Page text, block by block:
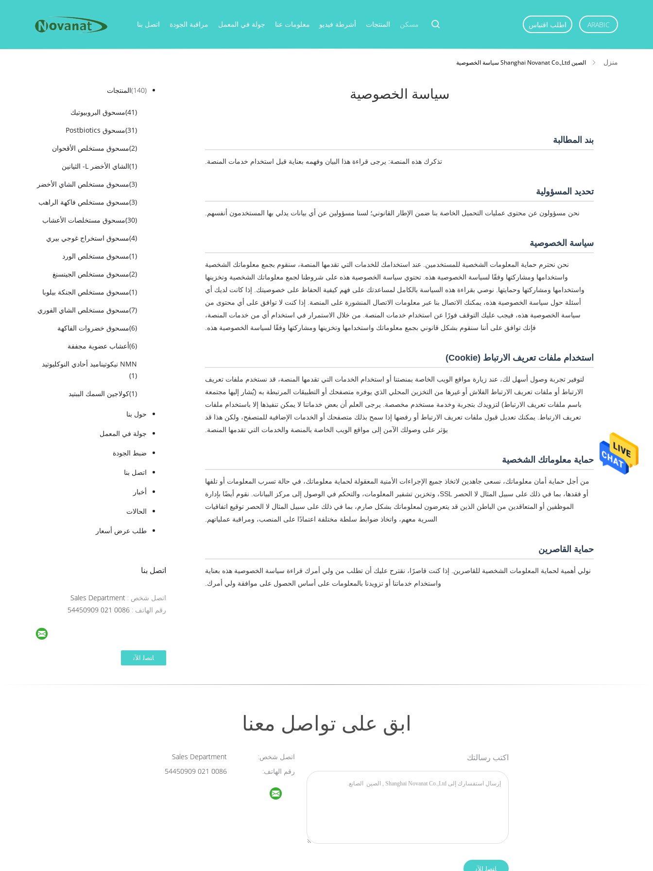
مسكن المنتجات أشرطة فيديو معلومات عنا جولة في المعمل مراقبة الجودة اتصل بنا اطلب اقتباس ARABIC
منزل الصين Shanghai Novanat Co.,Ltd سياسة الخصوصية
المنتجات (140)
مسحوق البروبيوتيك
(41)
مسحوق Postbiotics
(31)
مسحوق مستخلص الأقحوان
(2)
الشاي الأخضر L- الثيانين
(1)
مسحوق مستخلص الشاي الأخضر
(3)
مسحوق مستخلص فاكهة الراهب
(3)
مسحوق مستخلصات الأعشاب
(30)
مسحوق استخراج غوجي بيري
(4)
مسحوق مستخلص الورد
(1)
مسحوق مستخلص الجينسنغ
(2)
مسحوق مستخلص الجنكة بيلوبا
(1)
مسحوق مستخلص الشاي الفوري
(7)
مسحوق خضروات الفاكهة
(6)
أعشاب عضوية مجففة
(6)
NMN نيكوتيناميد أحادي النوكليوتيد
(1)
كولاجين السمك الببتيد
(1)
حول بنا
جولة في المعمل
ضبط الجودة
اتصل بنا
أخبار
الحالات
طلب عرض أسعار
اتصل بنا
اتصل شخص :
رقم الهاتف :
سياسة الخصوصية
بند المطالبة
تذكرك هذه المنصة: يرجى قراءة هذا البيان وفهمه بعناية قبل استخدام خدمات المنصة.
تحديد المسؤولية
نحن مسؤولون عن محتوى عمليات التحميل الخاصة بنا ضمن الإطار القانوني؛ لسنا مسؤولين عن أي بيانات يدلي بها المستخدمون أنفسهم.
سياسة الخصوصية
نحن نحترم حماية المعلومات الشخصية للمستخدمين. عند استخدامك للخدمات التي تقدمها المنصة، سنقوم بجمع معلوماتك الشخصية
واستخدامها ومشاركتها وفقًا لسياسة الخصوصية هذه. تحتوي سياسة الخصوصية هذه على شروطنا لجمع معلوماتك الشخصية وتخزينها
واستخدامها ومشاركتها وحمايتها. نوصي بقراءة هذه السياسة بالكامل لمساعدتك على فهم كيفية الحفاظ على خصوصيتك. إذا كانت لديك أي
أسئلة حول سياسة الخصوصية هذه، يمكنك الاتصال بنا عبر معلومات الاتصال المنشورة على المنصة. إذا كنت لا توافق على أي محتوى من
سياسة الخصوصية هذه، فيجب عليك التوقف فورًا عن استخدام خدمات المنصة. من خلال الاستمرار في استخدام أي من خدمات المنصة،
فإنك توافق على أننا سنقوم بشكل قانوني بجمع معلوماتك واستخدامها وتخزينها ومشاركتها وفقًا لسياسة الخصوصية هذه.
استخدام ملفات تعريف الارتباط (Cookie)
لتوفير تجربة وصول أسهل لك، عند زيارة مواقع الويب الخاصة بمنصتنا أو استخدام الخدمات التي تقدمها المنصة، قد نستخدم ملفات تعريف
الارتباط أو ملفات تعريف الارتباط الفلاش أو غيرها من التخزين المحلي الذي يوفره متصفحك أو التطبيقات المرتبطة به (يُشار إليها مجتمعة
باسم ملفات تعريف الارتباط) لتزويدك بتجربة وخدمة مستخدم مخصصة. يرجى العلم أن بعض خدماتنا لا يمكن تنفيذها إلا باستخدام ملفات
تعريف الارتباط. يمكنك تعديل قبول ملفات تعريف الارتباط أو رفضها إذا سمح بذلك متصفحك أو الخدمات الإضافية للمتصفح، ولكن هذا قد
يؤثر على وصولك الآمن إلى مواقع الويب الخاصة بالمنصة والخدمات التي تقدمها المنصة.
حماية معلوماتك الشخصية
من أجل حماية أمان معلوماتك، نسعى جاهدين لاتخاذ جميع الإجراءات الأمنية المعقولة لحماية معلوماتك، في حالة تسرب المعلومات أو تلفها
أو فقدها، بما في ذلك على سبيل المثال لا الحصر SSL، وتخزين تشفير المعلومات، والتحكم في الوصول إلى مركز البيانات. نقوم أيضًا بإدارة
الموظفين أو المتعاقدين من الباطن الذين قد يتعرضون لمعلوماتك بشكل صارم، بما في ذلك على سبيل المثال لا الحصر توقيع اتفاقيات
السرية معهم، واتخاذ ضوابط سلطة مختلفة اعتمادًا على المنصب، ومراقبة عملياتهم.
حماية القاصرين
نولي أهمية لحماية المعلومات الشخصية للقاصرين. إذا كنت قاصرًا، نقترح عليك أن تطلب من ولي أمرك قراءة سياسة الخصوصية هذه بعناية
واستخدام خدماتنا أو تزويدنا بالمعلومات على أساس الحصول على موافقة ولي أمرك.
ابق على تواصل معنا
اتصل شخص:
رقم الهاتف:
اكتب رسالتك